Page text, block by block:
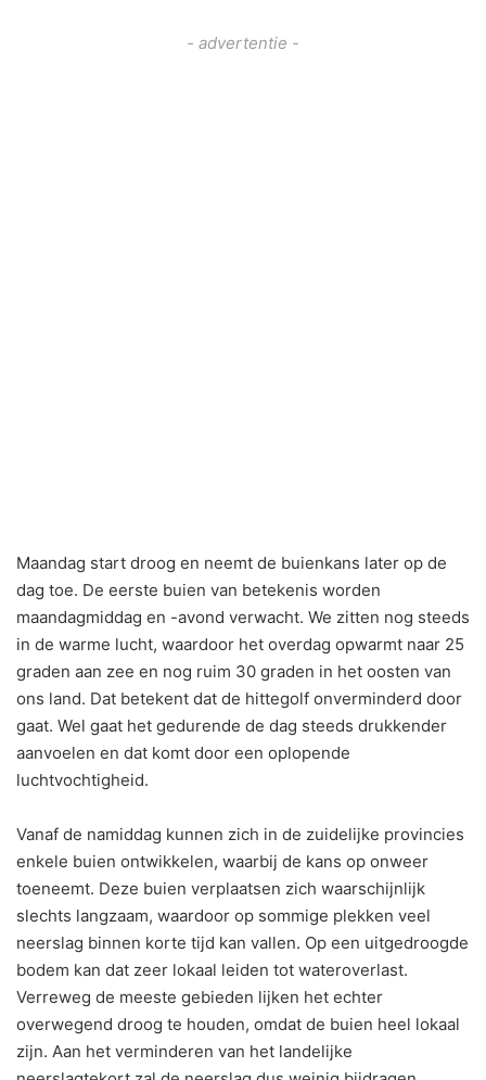
- advertentie -
Maandag start droog en neemt de buienkans later op de
dag toe. De eerste buien van betekenis worden
maandagmiddag en -avond verwacht. We zitten nog steeds
in de warme lucht, waardoor het overdag opwarmt naar 25
graden aan zee en nog ruim 30 graden in het oosten van
ons land. Dat betekent dat de hittegolf onverminderd door
gaat. Wel gaat het gedurende de dag steeds drukkender
aanvoelen en dat komt door een oplopende
luchtvochtigheid.
Vanaf de namiddag kunnen zich in de zuidelijke provincies
enkele buien ontwikkelen, waarbij de kans op onweer
toeneemt. Deze buien verplaatsen zich waarschijnlijk
slechts langzaam, waardoor op sommige plekken veel
neerslag binnen korte tijd kan vallen. Op een uitgedroogde
bodem kan dat zeer lokaal leiden tot wateroverlast.
Verreweg de meeste gebieden lijken het echter
overwegend droog te houden, omdat de buien heel lokaal
zijn. Aan het verminderen van het landelijke